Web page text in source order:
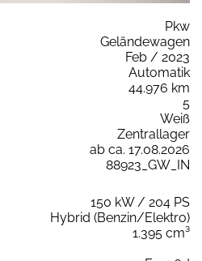
Pkw
Geländewagen
Feb / 2023
Automatik
44.976 km
5
Weiß
Zentrallager
ab ca. 17.08.2026
88923_GW_IN
150 kW / 204 PS
Hybrid (Benzin/Elektro)
1.395 cm³